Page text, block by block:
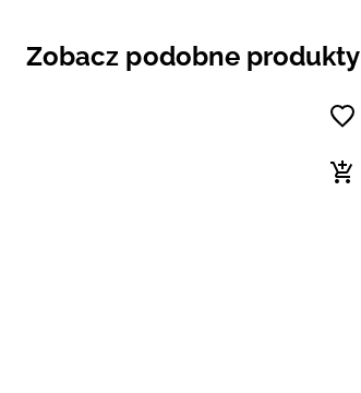
Zobacz podobne produkty